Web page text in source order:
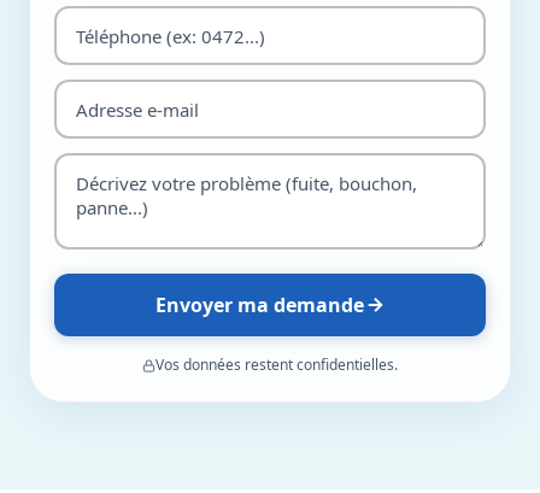
Envoyer ma demande
Vos données restent confidentielles.